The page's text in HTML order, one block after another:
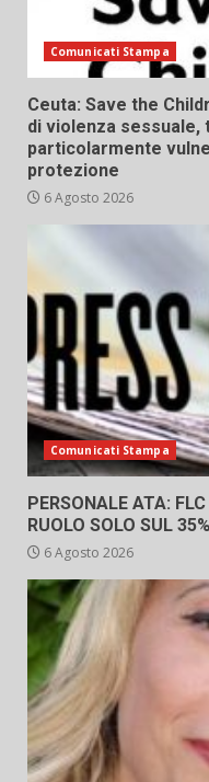
Comunicati Stampa
Ceuta: Save the
di violenza
particolarmente
protezione
6 Agosto 2026
Comunicati Stampa
PERSONALE ATA:
RUOLO SOLO SUL
6 Agosto 2026